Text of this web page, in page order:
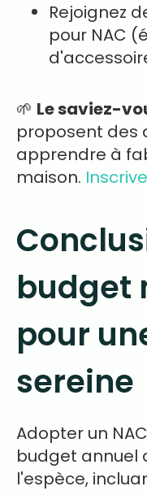
Rejoignez
pour NAC
🌱 Le saviez-
proposent des
apprendre à
maison.
budget
pour
sereine
Adopter un
budget annuel
l'espèce,